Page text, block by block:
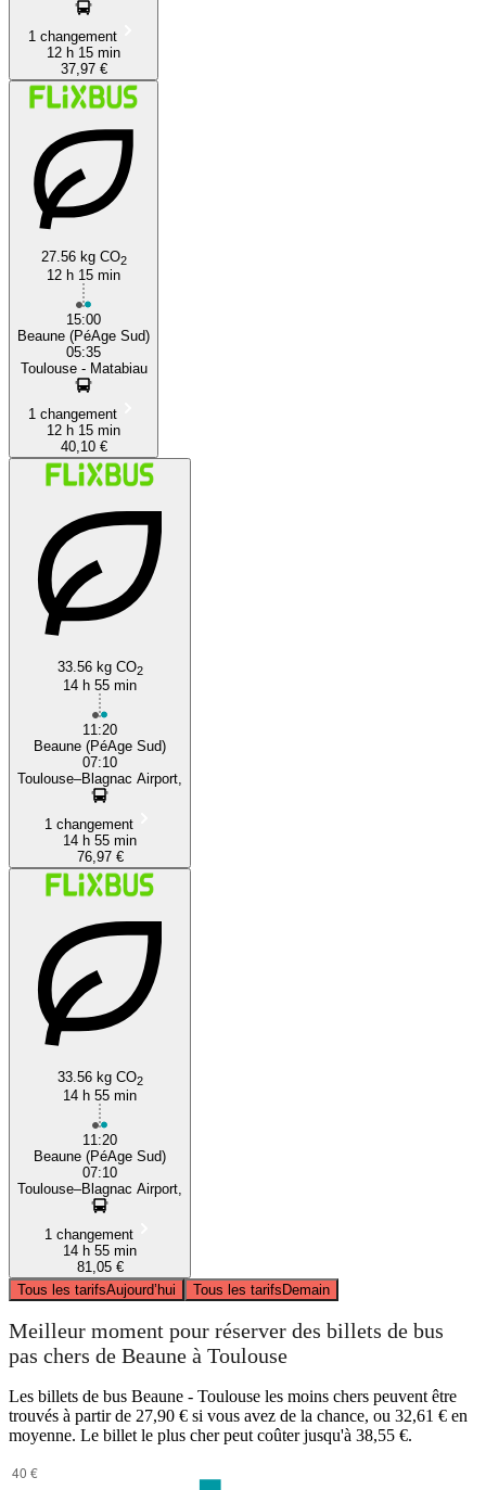
1 changement
12 h 15 min
37,97 €
27.56 kg CO2
12 h 15 min
15:00
Beaune (PéAge Sud)
05:35
Toulouse - Matabiau
1 changement
12 h 15 min
40,10 €
33.56 kg CO2
14 h 55 min
11:20
Beaune (PéAge Sud)
07:10
Toulouse–Blagnac Airport,
1 changement
14 h 55 min
76,97 €
33.56 kg CO2
14 h 55 min
11:20
Beaune (PéAge Sud)
07:10
Toulouse–Blagnac Airport,
1 changement
14 h 55 min
81,05 €
Tous les tarifsAujourd’hui Tous les tarifsDemain
Meilleur moment pour réserver des billets de bus
pas chers de Beaune à Toulouse
Les billets de bus Beaune - Toulouse les moins chers peuvent être
trouvés à partir de 27,90 € si vous avez de la chance, ou 32,61 € en
moyenne. Le billet le plus cher peut coûter jusqu'à 38,55 €.